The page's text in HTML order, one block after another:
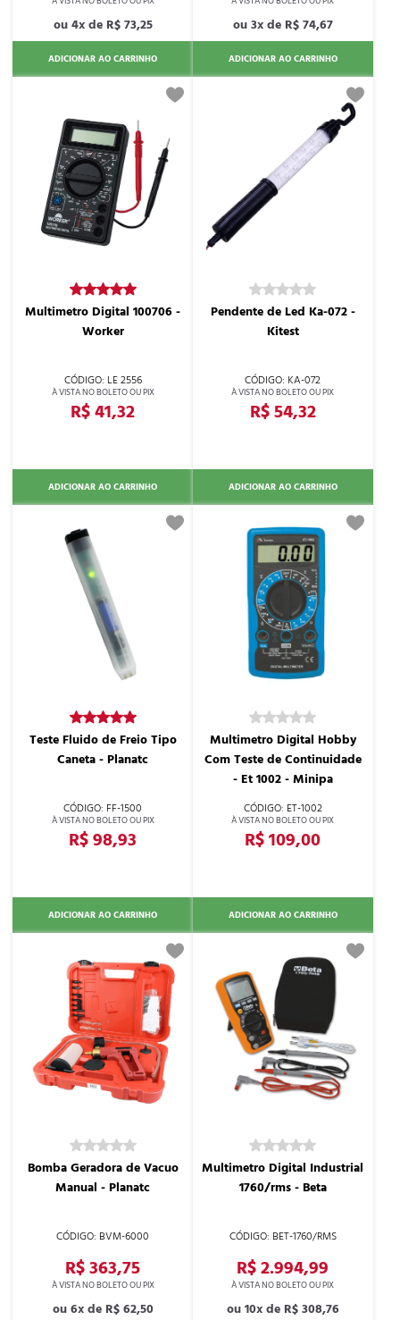
4x de R$ 73,25
ADICIONAR AO CARRINHO
3x de R$ 74,67
ADICIONAR AO CARRINHO
LE 2556
Multimetro Digital 100706 -
Worker
R$ 41,32
ADICIONAR AO CARRINHO
KA-072
Pendente de Led Ka-072 -
Kitest
R$ 54,32
ADICIONAR AO CARRINHO
FF-1500
Teste Fluido de Freio Tipo
Caneta - Planatc
R$ 98,93
ADICIONAR AO CARRINHO
ET-1002
Multimetro Digital Hobby
Com Teste de Continuidade
- Et 1002 - Minipa
R$ 109,00
ADICIONAR AO CARRINHO
BVM-6000
Bomba Geradora de Vacuo
Manual - Planatc
R$ 363,75
6x de R$ 62,50
BET-1760/RMS
Multimetro Digital Industrial
1760/rms - Beta
R$ 2.994,99
10x de R$ 308,76